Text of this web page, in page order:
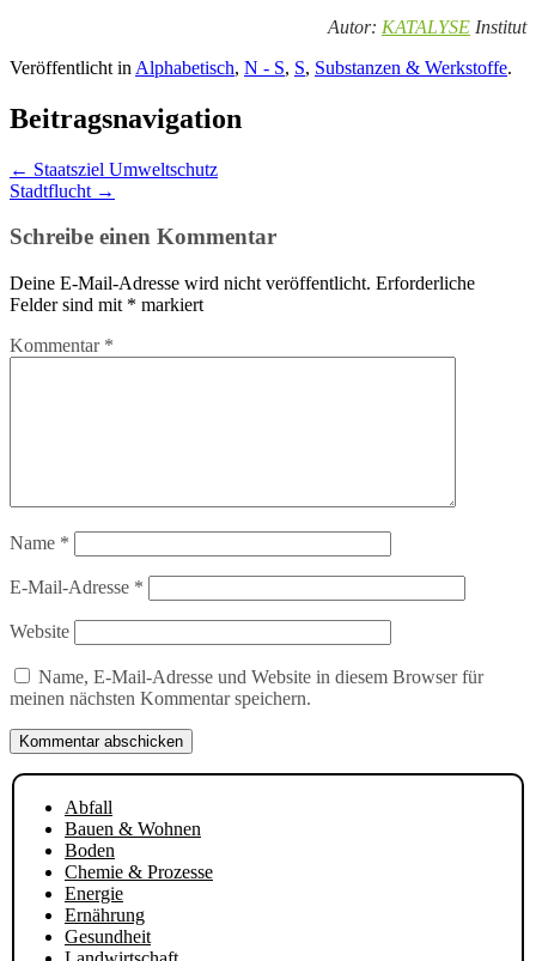
Autor: KATALYSE Institut
Veröffentlicht in Alphabetisch, N - S, S, Substanzen & Werkstoffe.
Beitragsnavigation
← Staatsziel Umweltschutz
Stadtflucht →
Schreibe einen Kommentar
Deine E-Mail-Adresse wird nicht veröffentlicht. Erforderliche
Felder sind mit * markiert
Kommentar *
Name *
E-Mail-Adresse *
Website
Name, E-Mail-Adresse und Website in diesem Browser für
meinen nächsten Kommentar speichern.
Abfall
Bauen & Wohnen
Boden
Chemie & Prozesse
Energie
Ernährung
Gesundheit